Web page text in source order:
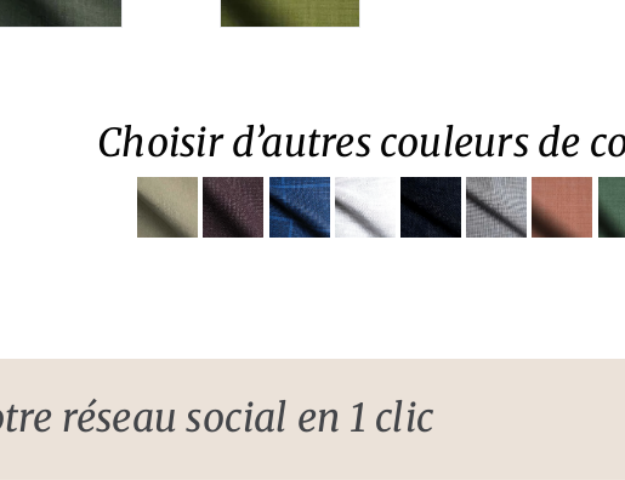
Choisir d’autres couleurs de
réseau social en 1 clic